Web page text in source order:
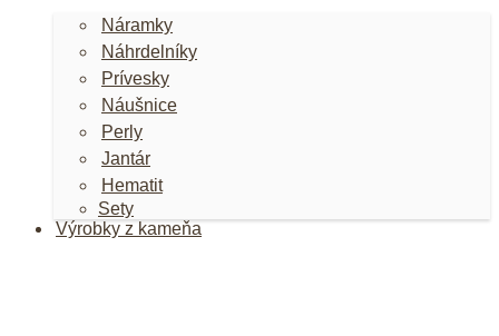
Náramky
Náhrdelníky
Prívesky
Náušnice
Perly
Jantár
Hematit
Sety
Výrobky z kameňa